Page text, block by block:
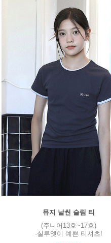
뮤지 날씬 슬림 티
(주니어13호~17호)
-실루엣이 예쁜 티셔츠!